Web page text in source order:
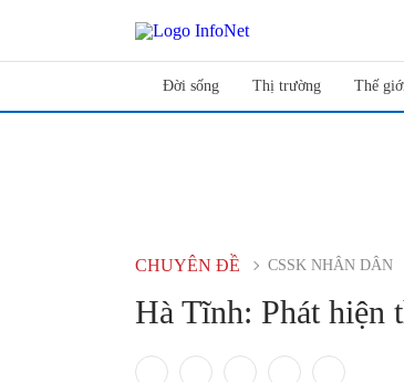
Đời sống Thị trường Thế
CHUYÊN ĐỀ CSSK NHÂN DÂN
Hà Tĩnh: Phát hiện